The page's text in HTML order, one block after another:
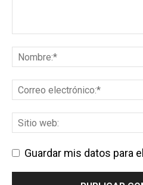
Guardar mis datos para